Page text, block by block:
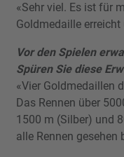
«Sehr viel. Es ist für
Goldmedaille
Vor den Spielen
Spüren Sie diese
«Vier Goldmedaillen
Das Rennen über
1500 m (Silber) und
alle Rennen gesehen